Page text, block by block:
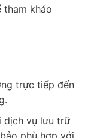
tham khảo
trực tiếp đến
dịch vụ lưu trữ
phù hợp với